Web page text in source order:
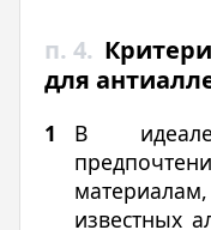
п. 4.
для
В
известных